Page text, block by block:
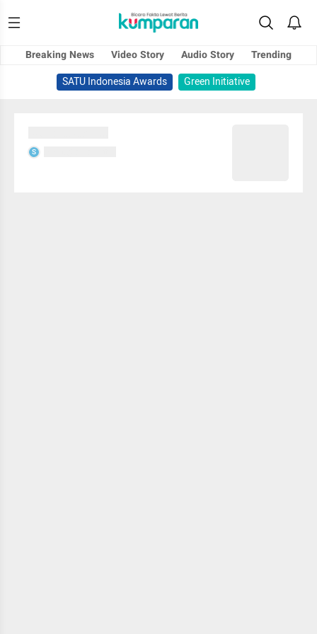
Breaking News Video Story Audio Story
Trending
SATU Indonesia Awards
Green Initiative
S